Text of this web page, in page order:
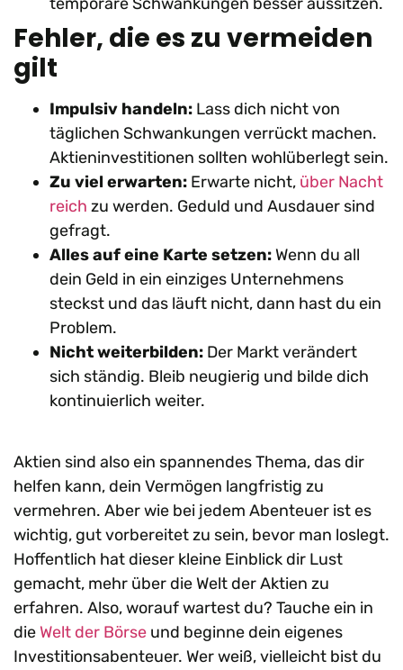
Fehler, die es zu vermeiden
gilt
Impulsiv handeln: Lass dich nicht von
täglichen Schwankungen verrückt machen.
Aktieninvestitionen sollten wohlüberlegt sein.
Zu viel erwarten: Erwarte nicht, über Nacht
reich zu werden. Geduld und Ausdauer sind
gefragt.
Alles auf eine Karte setzen: Wenn du all
dein Geld in ein einziges Unternehmens
steckst und das läuft nicht, dann hast du ein
Problem.
Nicht weiterbilden: Der Markt verändert
sich ständig. Bleib neugierig und bilde dich
kontinuierlich weiter.
Aktien sind also ein spannendes Thema, das dir
helfen kann, dein Vermögen langfristig zu
vermehren. Aber wie bei jedem Abenteuer ist es
wichtig, gut vorbereitet zu sein, bevor man loslegt.
Hoffentlich hat dieser kleine Einblick dir Lust
gemacht, mehr über die Welt der Aktien zu
erfahren. Also, worauf wartest du? Tauche ein in
die Welt der Börse und beginne dein eigenes
Investitionsabenteuer. Wer weiß, vielleicht bist du